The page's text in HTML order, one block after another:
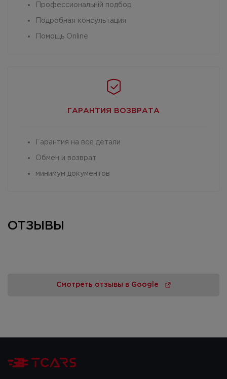
Профессиональній подбор
Подробная консультация
Помощь Online
ГАРАНТИЯ ВОЗВРАТА
Гарантия на все детали
Обмен и возврат
минимум документов
ОТЗЫВЫ
Смотреть отзывы в Google